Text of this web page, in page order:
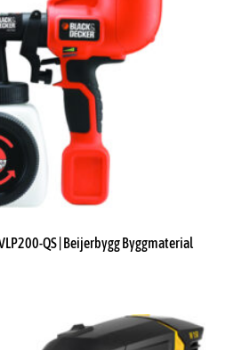
QS | Beijerbygg Byggmaterial